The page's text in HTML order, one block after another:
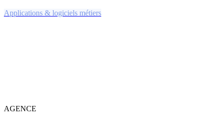
Applications & logiciels métiers
AGENCE